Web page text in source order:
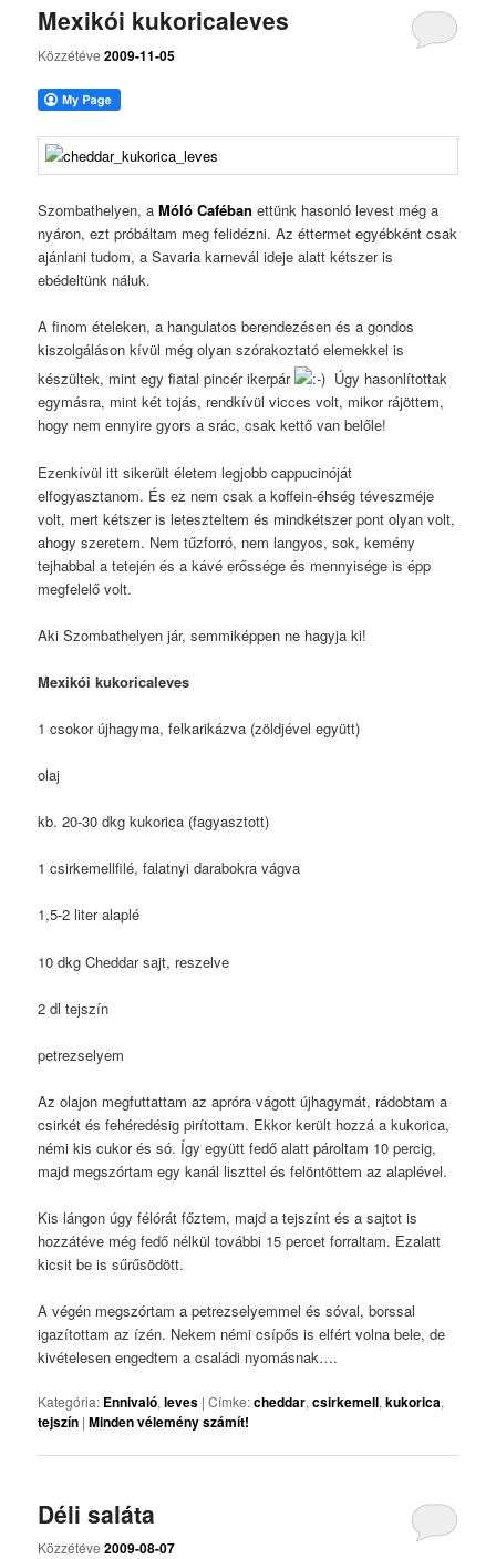
Mexikói kukoricaleves
Közzétéve2009-11-05
Szombathelyen, aMóló Caféban ettünk hasonló levest még a
nyáron, ezt próbáltam meg felidézni. Az éttermet egyébként csak
ajánlani tudom, a Savaria karnevál ideje alatt kétszer is
ebédeltünk náluk.
A finom ételeken, a hangulatos berendezésen és a gondos
kiszolgáláson kívül még olyan szórakoztató elemekkel is
készültek, mint egy fiatal pincér ikerpár
Úgy hasonlítottak
egymásra, mint két tojás, rendkívül vicces volt, mikor rájöttem,
hogy nem ennyire gyors a srác, csak kettő van belőle!
Ezenkívül itt sikerült életem legjobb cappucinóját
elfogyasztanom. És ez nem csak a koffein-éhség téveszméje
volt, mert kétszer is leteszteltem és mindkétszer pont olyan volt,
ahogy szeretem. Nem tűzforró, nem langyos, sok, kemény
tejhabbal a tetején és a kávé erőssége és mennyisége is épp
megfelelő volt.
Aki Szombathelyen jár, semmiképpen ne hagyja ki!
Mexikói kukoricaleves
1 csokor újhagyma, felkarikázva (zöldjével együtt)
olaj
kb. 20-30 dkg kukorica (fagyasztott)
1 csirkemellfilé, falatnyi darabokra vágva
1,5-2 liter alaplé
10 dkg Cheddar sajt, reszelve
2 dl tejszín
petrezselyem
Az olajon megfuttattam az apróra vágott újhagymát, rádobtam a
csirkét és fehéredésig pirítottam. Ekkor került hozzá a kukorica,
némi kis cukor és só. Így együtt fedő alatt pároltam 10 percig,
majd megszórtam egy kanál liszttel és felöntöttem az alaplével.
Kis lángon úgy félórát főztem, majd a tejszínt és a sajtot is
hozzátéve még fedő nélkül további 15 percet forraltam. Ezalatt
kicsit be is sűrűsödött.
A végén megszórtam a petrezselyemmel és sóval, borssal
igazítottam az ízén. Nekem némi csípős is elfért volna bele, de
kivételesen engedtem a családi nyomásnak….
Kategória: Ennivaló,leves |Címke:cheddar,csirkemell,kukorica,
tejszín |Minden vélemény számít!
Déli saláta
Közzétéve2009-08-07